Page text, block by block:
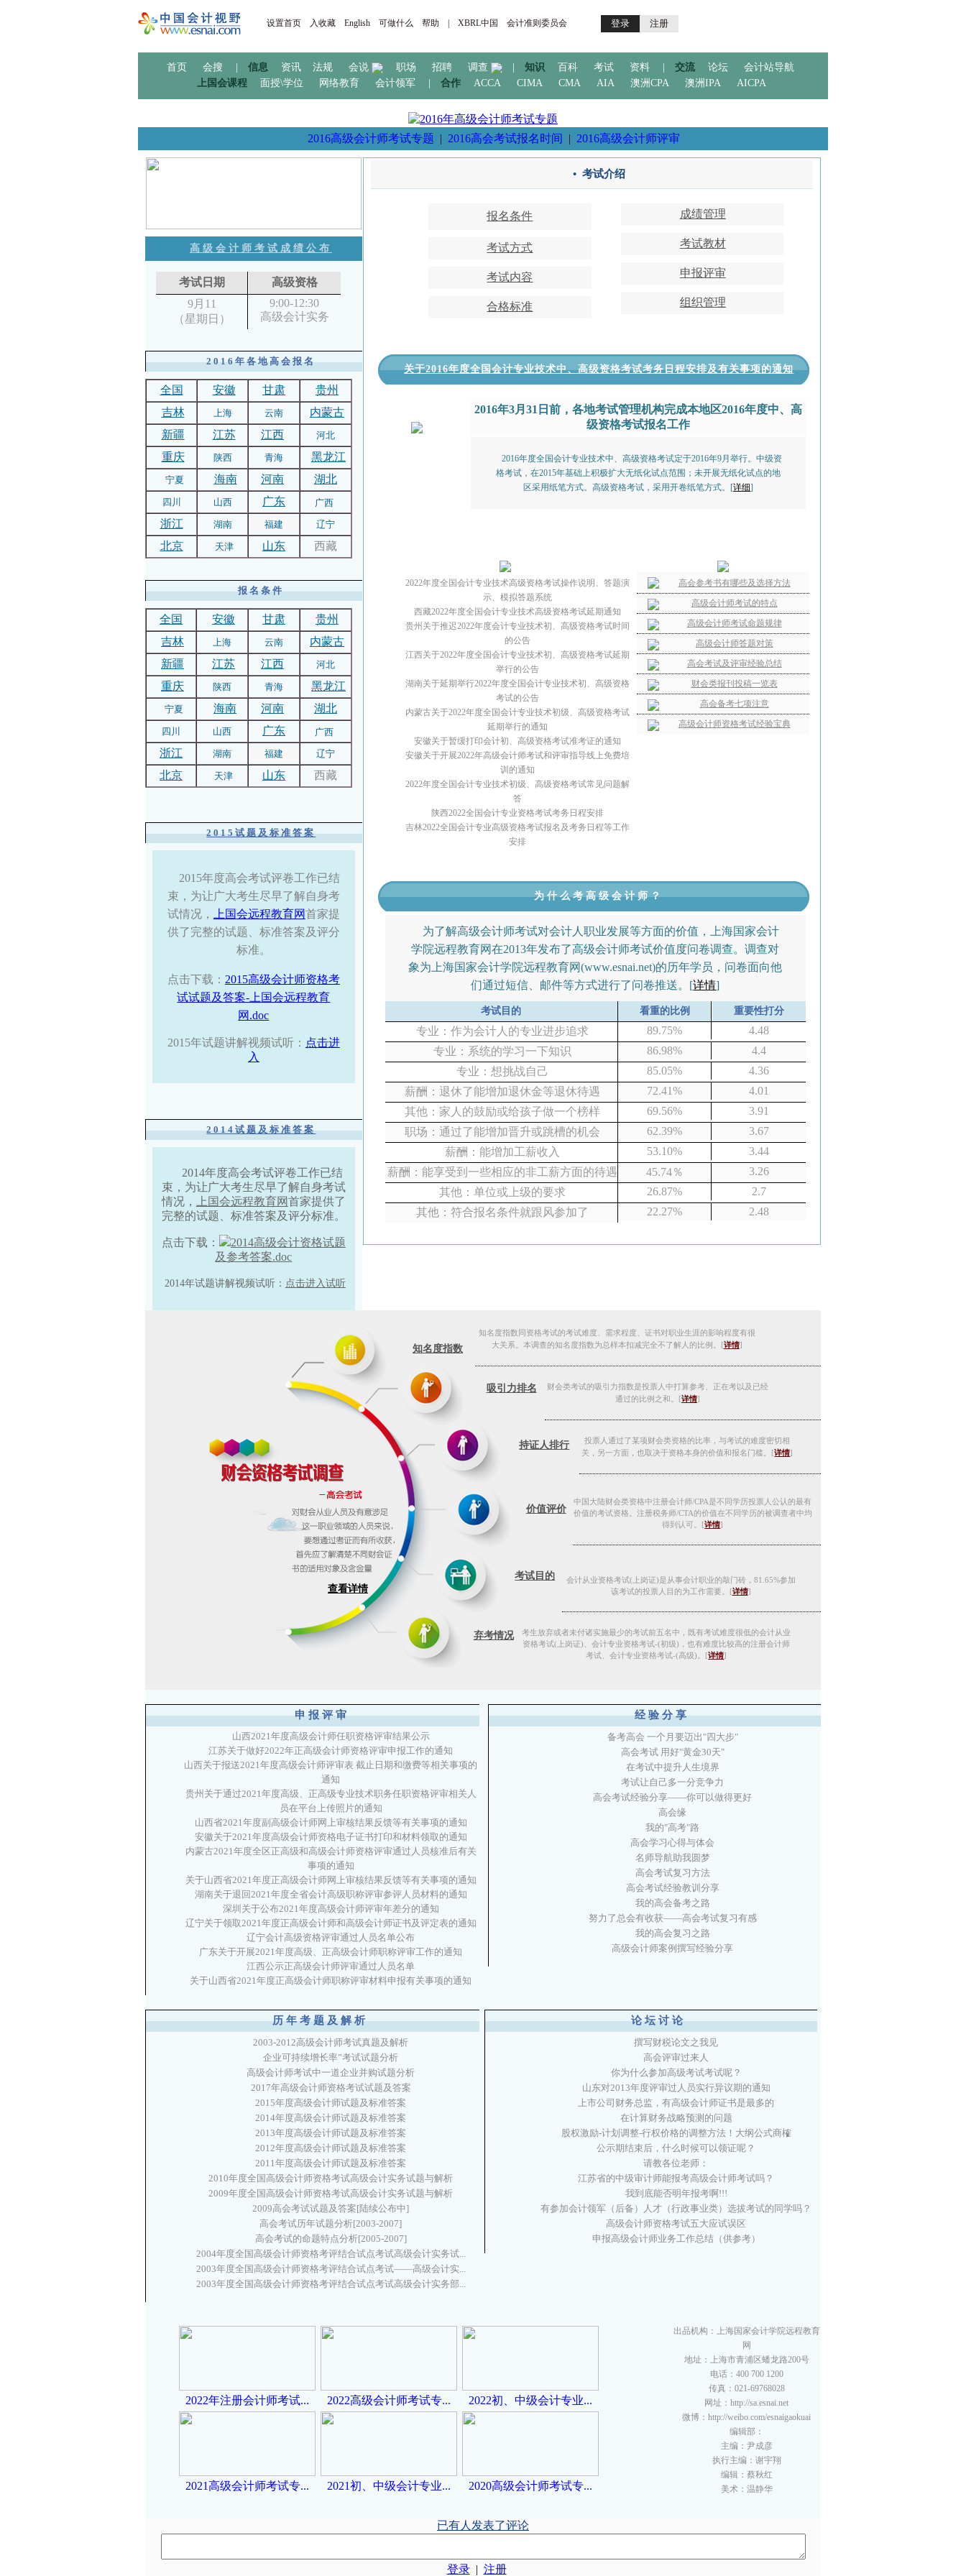
设置首页 入收藏 English 可做什么 帮助 XBRL中国 会计准则委员会 登录 注册
首页 会搜 信息 资讯 法规 会说 职场 招聘 调查 知识 百科 考试 资料 交流 论坛
会计站导航
上国会课程
面授\学位 网络教育 会计领军 合作 ACCA CIMA CMA AIA 澳洲CPA 澳洲IPA AICPA
2016高级会计师考试专题 | 2016高会考试报名时间 | 2016高级会计师评审
高级会计师考试成绩公布
考试日期
高级资格
9月11
（星期日）
9:00-12:30
高级会计实务
2016年各地高会报名
全国 安徽 甘肃
贵州
吉林
上海 云南
内蒙古
新疆
江苏 江西 河北
重庆 陕西 青海 黑龙江
宁夏 海南 河南 湖北
四川 山西 广东 广西
浙江 湖南 福建 辽宁
北京 天津 山东 西藏
报名条件
全国 安徽 甘肃
贵州
吉林
上海 云南
内蒙古
新疆
江苏 江西 河北
重庆 陕西 青海 黑龙江
宁夏 海南 河南 湖北
四川 山西 广东 广西
浙江 湖南 福建 辽宁
北京 天津 山东 西藏
2015试题及标准答案
2015年度高会考试评卷工作已结
束，为让广大考生尽早了解自身考
试情况，
上国会远程教育网首家提
供了完整的试题、标准答案及评分
标准。
点击下载： 2015高级会计师资格考
试试题及答案-上国会远程教育
网.doc
2015年试题讲解视频试听： 点击进
入
2014试题及标准答案
2014年度高会考试评卷工作已结
束，为让广大考生尽早了解自身考试
情况，
上国会远程教育网首家提供了
完整的试题、标准答案及评分标准。
点击下载：
2014高级会计资格试题
及参考答案.doc
2014年试题讲解视频试听： 点击进入试听
• 考试介绍
报名条件
考试方式
考试内容
合格标准
成绩管理
考试教材
申报评审
组织管理
关于2016年度全国会计专业技术中、高级资格考试考务日程安排及有关事项的通知
2016年3月31日前，各地考试管理机构完成本地区2016年度中、高
级资格考试报名工作
2016年度全国会计专业技术中、高级资格考试定于2016年9月举行。中级资
格考试，在2015年基础上积极扩大无纸化试点范围；未开展无纸化试点的地
区采用纸笔方式。高级资格考试，采用开卷纸笔方式。 [详细]
2022年度全国会计专业技术高级资格考试操作说明、答题演
示、模拟答题系统
西藏2022年度全国会计专业技术高级资格考试延期通知
贵州关于推迟2022年度会计专业技术初、高级资格考试时间
的公告
江西关于2022年度全国会计专业技术初、高级资格考试延期
举行的公告
湖南关于延期举行2022年度全国会计专业技术初、高级资格
考试的公告
内蒙古关于2022年度全国会计专业技术初级、高级资格考试
延期举行的通知
安徽关于暂缓打印会计初、高级资格考试准考证的通知
安徽关于开展2022年高级会计师考试和评审指导线上免费培
训的通知
2022年度全国会计专业技术初级、高级资格考试常见问题解
答
陕西2022全国会计专业资格考试考务日程安排
吉林2022全国会计专业高级资格考试报名及考务日程等工作
安排
高会参考书有哪些及选择方法
高级会计师考试的特点
高级会计师考试命题规律
高级会计师答题对策
高会考试及评审经验总结
财会类报刊投稿一览表
高会备考七项注意
高级会计师资格考试经验宝典
为什么考高级会计师？
为了解高级会计师考试对会计人职业发展等方面的价值，上海国家会计
学院远程教育网在2013年发布了高级会计师考试价值度问卷调查。调查对
象为上海国家会计学院远程教育网(www.esnai.net)的历年学员，问卷面向他
们通过短信、邮件等方式进行了问卷推送。[详情]
考试目的 看重的比例 重要性打分
专业：作为会计人的专业进步追求 89.75%
4.48
专业：系统的学习一下知识
86.98%
4.4
专业：想挑战自己
85.05%
4.36
薪酬：退休了能增加退休金等退休待遇
72.41%
4.01
其他：家人的鼓励或给孩子做一个榜样
69.56%
3.91
职场：通过了能增加晋升或跳槽的机会
62.39%
3.67
薪酬：能增加工薪收入
53.10%
3.44
薪酬：能享受到一些相应的非工薪方面的待遇
45.74％
3.26
其他：单位或上级的要求
26.87%
2.7
其他：符合报名条件就跟风参加了
22.27% 2.48
知名度指数
知名度指数同资格考试的考试难度、需求程度、 证书对职业生涯的影响程度有很
大关系。本调查的知名度指数为总样本扣减完全不了解人的比例。[详情]
吸引力排名 财会类考试的吸引力指数是投票 人中打算参考、正在考以及已经
通过的比例之和。[详情]
持证人排行 投票人通过了某项财会类资格的 比率，与考试的难度密切相
关， 另一方面，也取决于资格本身的价值和报名门槛。[详情]
价值评价
中国大陆财会类资格中注册会计师/CPA是不同学历投票人公认的最有
价值的考试资格。注册税务师/CTA的价值在不同学历的被调查者中均
得到认可。[详情]
查看详情
考试目的
会计从业资格考试(上岗证)是从事会计职业的敲门砖，81.65%参加
该考试的投票人目的为工作需要。[详情]
弃考情况
考生放弃或者未付诸实施最少的考试前五名中，既有考试难度很低的会计从业
资格考试(上岗证)、会计专业资格考试-(初级)，也有难度比较高的注册会计师
考试、会计专业资格考试-(高级)。[详情]
申报评审
山西2021年度高级会计师任职资格评审结果公示
江苏关于做好2022年正高级会计师资格评审申报工作的通知
山西关于报送2021年度高级会计师评审表 截止日期和缴费等相关事项的
通知
贵州关于通过2021年度高级、正高级专业技术职务任职资格评审相关人
员在平台上传照片的通知
山西省2021年度副高级会计师网上审核结果反馈等有关事项的通知
安徽关于2021年度高级会计师资格电子证书打印和材料领取的通知
内蒙古2021年度全区正高级和高级会计师资格评审通过人员核准后有关
事项的通知
关于山西省2021年度正高级会计师网上审核结果反馈等有关事项的通知
湖南关于退回2021年度全省会计高级职称评审参评人员材料的通知
深圳关于公布2021年度高级会计师评审年差分的通知
辽宁关于领取2021年度正高级会计师和高级会计师证书及评定表的通知
辽宁会计高级资格评审通过人员名单公布
广东关于开展2021年度高级、正高级会计师职称评审工作的通知
江西公示正高级会计师评审通过人员名单
关于山西省2021年度正高级会计师职称评审材料申报有关事项的通知
经验分享
备考高会 一个月要迈出"四大步"
高会考试 用好"黄金30天"
在考试中提升人生境界
考试让自己多一分竞争力
高会考试经验分享——你可以做得更好
高会缘
我的"高考"路
高会学习心得与体会
名师导航助我圆梦
高会考试复习方法
高会考试经验教训分享
我的高会备考之路
努力了总会有收获——高会考试复习有感
我的高会复习之路
高级会计师案例撰写经验分享
历年考题及解析
2003-2012高级会计师考试真题及解析
企业可持续增长率”考试试题分析
高级会计师考试中一道企业并购试题分析
2017年高级会计师资格考试试题及答案
2015年度高级会计师试题及标准答案
2014年度高级会计师试题及标准答案
2013年度高级会计师试题及标准答案
2012年度高级会计师试题及标准答案
2011年度高级会计师试题及标准答案
2010年度全国高级会计师资格考试高级会计实务试题与解析
2009年度全国高级会计师资格考试高级会计实务试题与解析
2009高会考试试题及答案[陆续公布中]
高会考试历年试题分析[2003-2007]
高会考试的命题特点分析[2005-2007]
2004年度全国高级会计师资格考评结合试点考试高级会计实务试...
2003年度全国高级会计师资格考评结合试点考试——高级会计实...
2003年度全国高级会计师资格考评结合试点考试高级会计实务部...
论坛讨论
撰写财税论文之我见
高会评审过来人
你为什么参加高级考试考试呢？
山东对2013年度评审过人员实行异议期的通知
上市公司财务总监，有高级会计师证书是最多的
在计算财务战略预测的问题
股权激励-计划调整-行权价格的调整方法！大纲公式商榷
公示期结束后，什么时候可以领证呢？
请教各位老师：
江苏省的中级审计师能报考高级会计师考试吗？
我到底能否明年报考啊!!!
有参加会计领军（后备）人才（行政事业类）选拔考试的同学吗？
高级会计师资格考试五大应试误区
申报高级会计师业务工作总结（供参考）
2022年注册会计师考试... 2022高级会计师考试专... 2022初、中级会计专业...
2021高级会计师考试专... 2021初、中级会计专业... 2020高级会计师考试专...
出品机构：上海国家会计学院远程教育
网
地址：上海市青浦区蟠龙路200号
电话：400 700 1200
传真：021-69768028
网址：http://sa.esnai.net
微博：http://weibo.com/esnaigaokuai
编辑部：
主编：尹成彦
执行主编：谢宇翔
编辑：蔡秋红
美术：温静华
已有人发表了评论
登录| 注册